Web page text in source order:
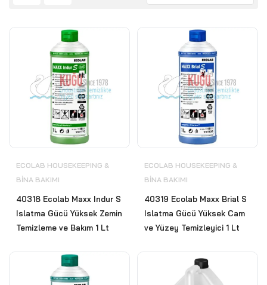
ECOLAB HOUSEKEEPING &
BİNA BAKIMI
40318 Ecolab Maxx Indur S
Islatma Gücü Yüksek Zemin
Temizleme ve Bakım 1 Lt
ECOLAB HOUSEKEEPING &
BİNA BAKIMI
40319 Ecolab Maxx Brial S
Islatma Gücü Yüksek Cam
ve Yüzey Temizleyici 1 Lt